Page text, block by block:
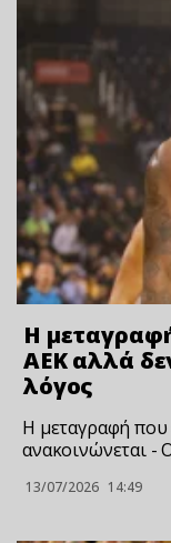
Η
ΑΕΚ αλλά
λόγος
Η μεταγραφή που
ανακοινώνεται -
13/07/2026 14:49